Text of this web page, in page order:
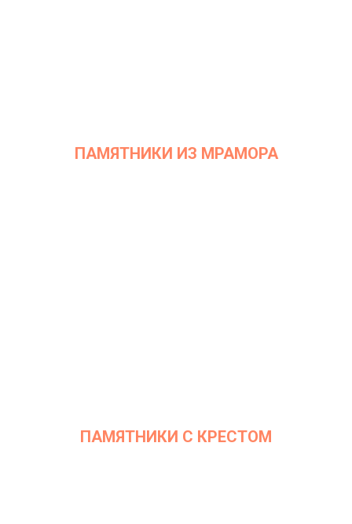
ПАМЯТНИКИ ИЗ МРАМОРА
ПАМЯТНИКИ С КРЕСТОМ